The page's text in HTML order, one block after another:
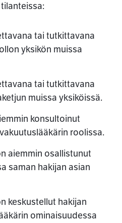
tai tutkittavana
yksikön muissa
tai tutkittavana
muissa yksiköissä.
konsultoinut
roolissa.
aiemmin osallistunut
saman hakijan asian
keskustellut hakijan
ominaisuudessa